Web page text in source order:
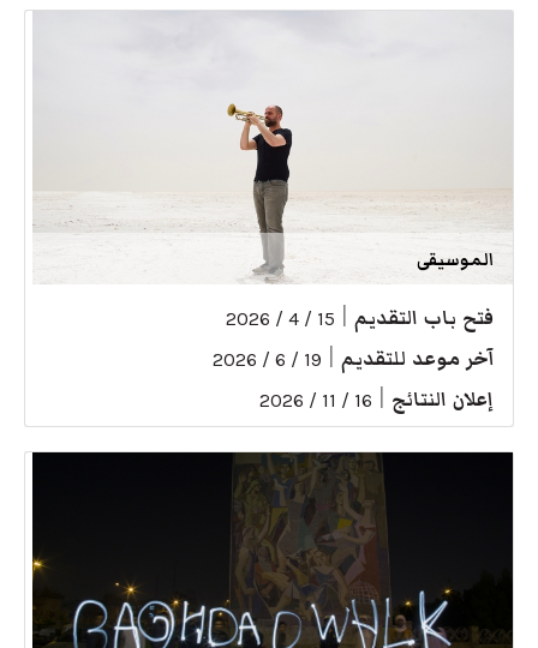
الموسيقى
فتح باب التقديم 15 / 4 / 2026
آخر موعد للتقديم 19 / 6 / 2026
إعلان النتائج 16 / 11 / 2026